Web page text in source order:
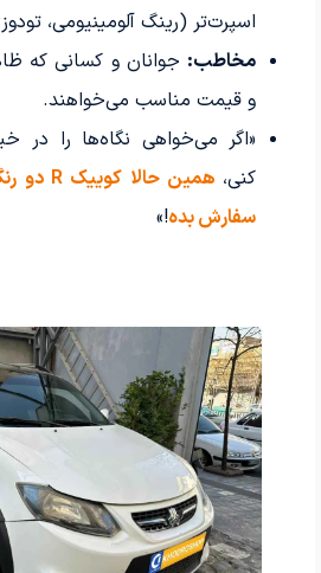
اسپرت‌تر (رینگ آلومینیومی،
مخاطب: جوانان و کسانی که
و قیمت مناسب می‌خواهند.
«اگر می‌خواهی نگاه‌ها را در
کنی،
سفارش بده!»